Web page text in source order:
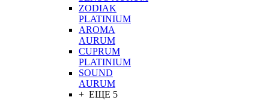
ZODIAK
PLATINIUM
AROMA
AURUM
CUPRUM
PLATINIUM
SOUND
AURUM
+ ЕЩЕ 5